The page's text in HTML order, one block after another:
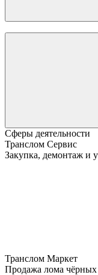
Сферы деятельности
Транслом Сервис
Закупка, демонтаж и
Транслом Маркет
Продажа лома чёрных